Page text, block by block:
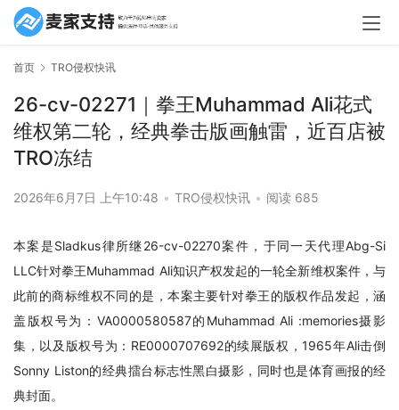
首页 TRO侵权快讯
26-cv-02271｜拳王Muhammad Ali花式
维权第二轮，经典拳击版画触雷，近百店被
TRO冻结
2026年6月7日 上午10:48 • TRO侵权快讯 • 阅读 685
本案是Sladkus律所继26-cv-02270案件，于同一天代理Abg-Si
LLC针对拳王Muhammad Ali知识产权发起的一轮全新维权案件，与
此前的商标维权不同的是，本案主要针对拳王的版权作品发起，涵
盖版权号为：VA0000580587的Muhammad Ali :memories摄影
集，以及版权号为：RE0000707692的续展版权，1965年Ali击倒
Sonny Liston的经典擂台标志性黑白摄影，同时也是体育画报的经
典封面。